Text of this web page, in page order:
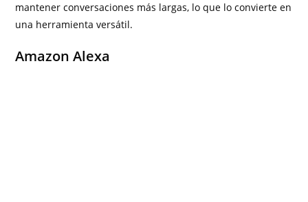
mantener conversaciones más largas, lo que lo convierte en
una herramienta versátil.
Amazon Alexa